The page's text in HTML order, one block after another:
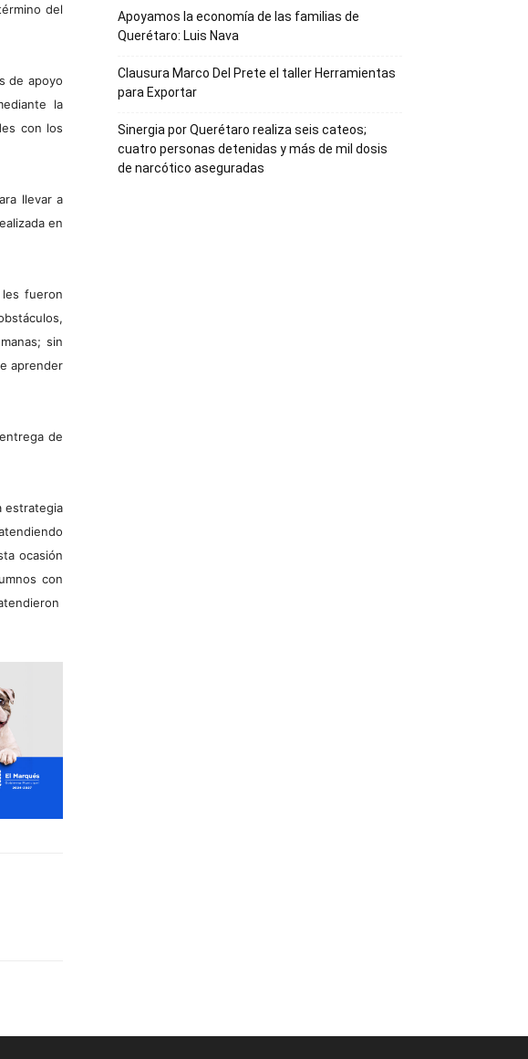
del
de apoyo
la
con los
llevar a
en
les fueron
sin
aprender
de
estrategia
ocasión
con
Apoyamos la economía de las familias de
Querétaro: Luis Nava
Clausura Marco Del Prete el taller Herramientas
para Exportar
Sinergia por Querétaro realiza seis cateos;
cuatro personas detenidas y más de mil dosis
de narcótico aseguradas